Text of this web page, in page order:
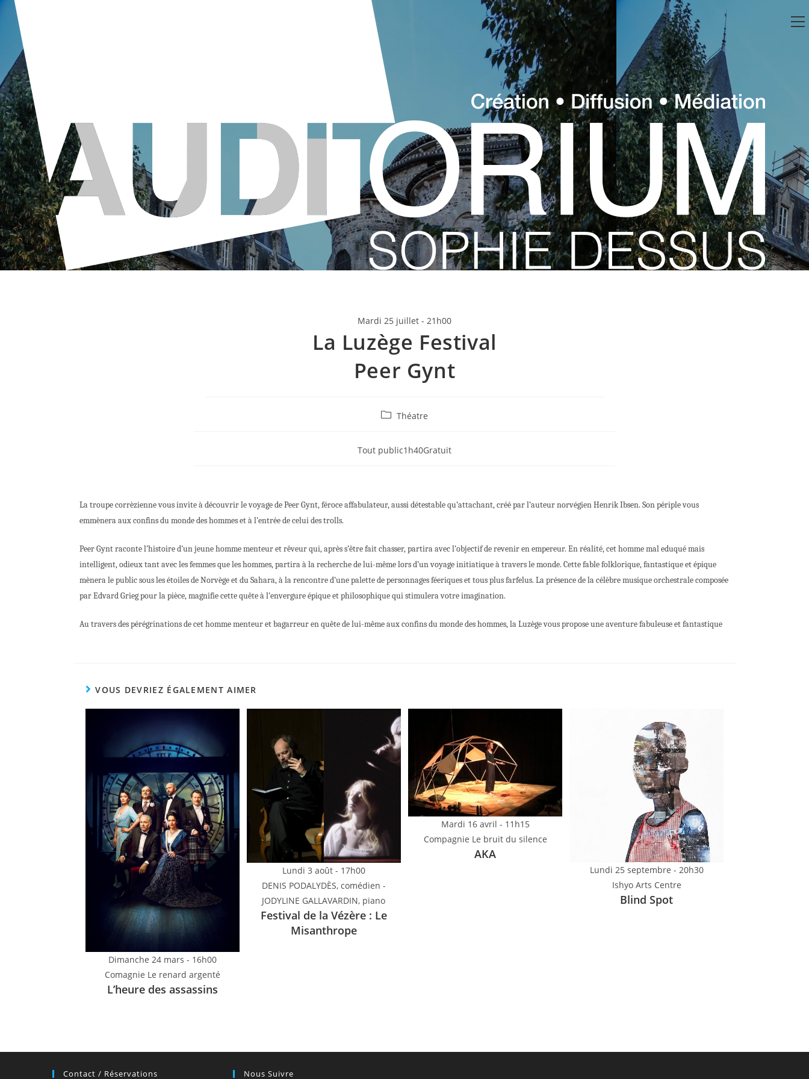
Mardi 25 juillet - 21h00
La Luzège Festival
Peer Gynt
Théatre
Tout public1h40Gratuit
La troupe corrèzienne vous invite à découvrir le voyage de Peer Gynt, féroce affabulateur, aussi détestable qu’attachant, créé par l’auteur norvégien Henrik Ibsen. Son périple vous
emmènera aux confins du monde des hommes et à l’entrée de celui des trolls.
Peer Gynt raconte l’histoire d’un jeune homme menteur et rêveur qui, après s’être fait chasser, partira avec l’objectif de revenir en empereur. En réalité, cet homme mal eduqué mais
intelligent, odieux tant avec les femmes que les hommes, partira à la recherche de lui-même lors d’un voyage initiatique à travers le monde. Cette fable folklorique, fantastique et épique
mènera le public sous les étoiles de Norvège et du Sahara, à la rencontre d’une palette de personnages féeriques et tous plus farfelus. La présence de la célèbre musique orchestrale composée
par Edvard Grieg pour la pièce, magnifie cette quête à l’envergure épique et philosophique qui stimulera votre imagination.
Au travers des pérégrinations de cet homme menteur et bagarreur en quête de lui-même aux confins du monde des hommes, la Luzège vous propose une aventure fabuleuse et fantastique
VOUS DEVRIEZ ÉGALEMENT AIMER
Dimanche 24 mars - 16h00
Comagnie Le renard argenté
L’heure des assassins
Lundi 3 août - 17h00
DENIS PODALYDÈS, comédien -
JODYLINE GALLAVARDIN, piano
Festival de la Vézère : Le
Misanthrope
Mardi 16 avril - 11h15
Compagnie Le bruit du silence
AKA
Lundi 25 septembre - 20h30
Ishyo Arts Centre
Blind Spot
Contact / Réservations Nous Suivre